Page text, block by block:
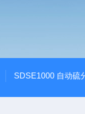
SDSE1000 自动硫